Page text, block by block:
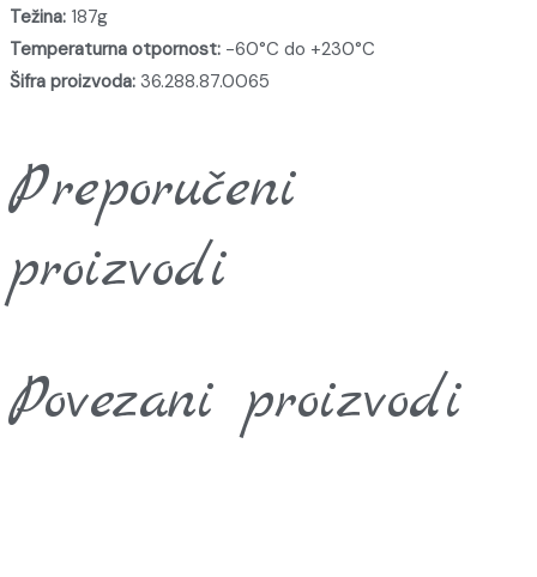
Težina: 187g
Temperaturna otpornost: -60°C do +230°C
Šifra proizvoda: 36.288.87.0065
Preporučeni
proizvodi
Povezani proizvodi